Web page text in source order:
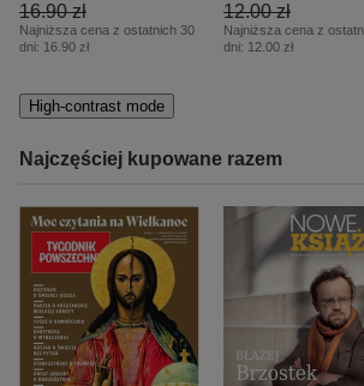
16.90 zł
Najniższa cena z ostatnich 30
dni: 16.90 zł
12.00 zł
Najniższa cena z
dni: 12.00 zł
High-contrast mode
Najczęściej kupowane razem